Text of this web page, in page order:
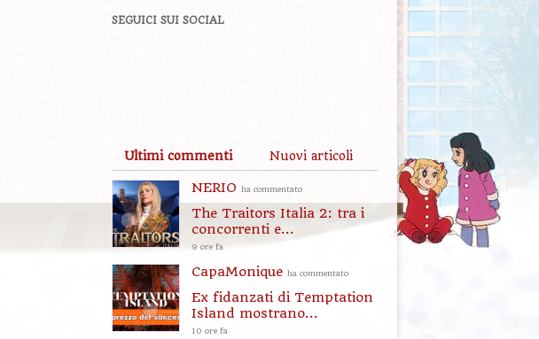
SEGUICI SUI SOCIAL
Ultimi commenti Nuovi articoli
NERIO ha commentato
The Traitors Italia 2: tra i
concorrenti e...
9 ore fa
CapaMonique ha commentato
Ex fidanzati di Temptation
Island mostrano...
10 ore fa